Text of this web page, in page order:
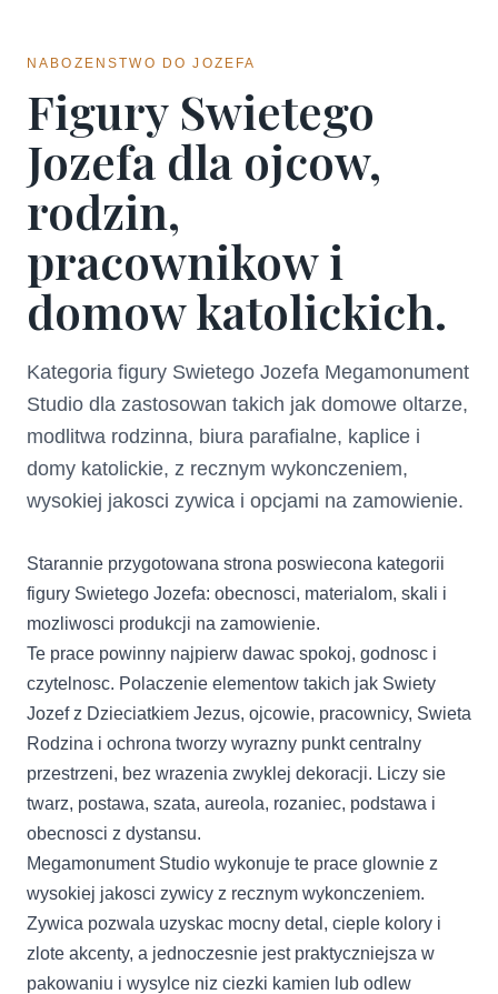
NABOZENSTWO DO JOZEFA
Figury Swietego
Jozefa dla ojcow,
rodzin,
pracownikow i
domow katolickich.
Kategoria figury Swietego Jozefa Megamonument
Studio dla zastosowan takich jak domowe oltarze,
modlitwa rodzinna, biura parafialne, kaplice i
domy katolickie, z recznym wykonczeniem,
wysokiej jakosci zywica i opcjami na zamowienie.
Starannie przygotowana strona poswiecona kategorii
figury Swietego Jozefa: obecnosci, materialom, skali i
mozliwosci produkcji na zamowienie.
Te prace powinny najpierw dawac spokoj, godnosc i
czytelnosc. Polaczenie elementow takich jak Swiety
Jozef z Dzieciatkiem Jezus, ojcowie, pracownicy, Swieta
Rodzina i ochrona tworzy wyrazny punkt centralny
przestrzeni, bez wrazenia zwyklej dekoracji. Liczy sie
twarz, postawa, szata, aureola, rozaniec, podstawa i
obecnosci z dystansu.
Megamonument Studio wykonuje te prace glownie z
wysokiej jakosci zywicy z recznym wykonczeniem.
Zywica pozwala uzyskac mocny detal, cieple kolory i
zlote akcenty, a jednoczesnie jest praktyczniejsza w
pakowaniu i wysylce niz ciezki kamien lub odlew